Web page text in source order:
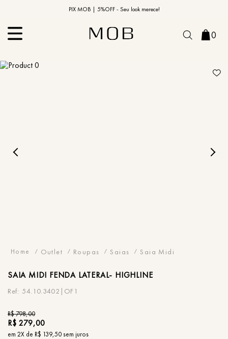
PIX MOB | 5%OFF - Seu look merece!
10% OFF na primeira compra | Cupom: BEMVINDO10*
0
Outlet Roupas Saias Saia Midi
SAIA MIDI FENDA LATERAL- HIGHLINE
54.10.3402|OF1
R$798,00
R$ 279,00
em 2X de R$ 139,50sem juros